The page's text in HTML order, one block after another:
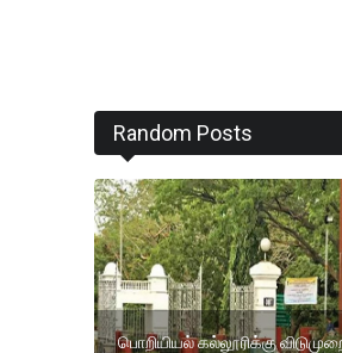
Random Posts
பொறியியல் கல்லூரிக்கு